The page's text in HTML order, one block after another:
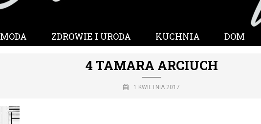
MODA ZDROWIE I URODA KUCHNIA DOM
4 TAMARA ARCIUCH
1 KWIETNIA 2017